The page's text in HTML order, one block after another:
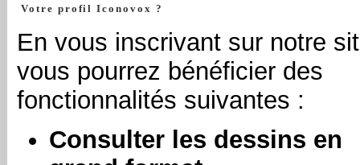
Votre profil Iconovox ?
En vous inscrivant sur notre
vous pourrez bénéficier des
fonctionnalités suivantes :
Consulter les dessins en